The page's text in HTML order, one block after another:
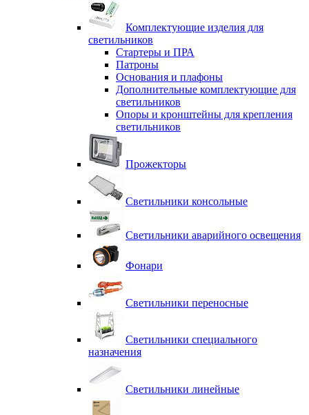
Комплектующие изделия для
светильников
Стартеры и ПРА
Патроны
Основания и плафоны
Дополнительные комплектующие для
светильников
Опоры и кронштейны для крепления
светильников
Прожекторы
Светильники консольные
Светильники аварийного освещения
Фонари
Светильники переносные
Светильники специального
назначения
Светильники линейные